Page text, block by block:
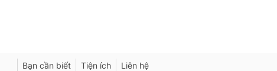
Bạn cần biết Tiện ích Liên hệ